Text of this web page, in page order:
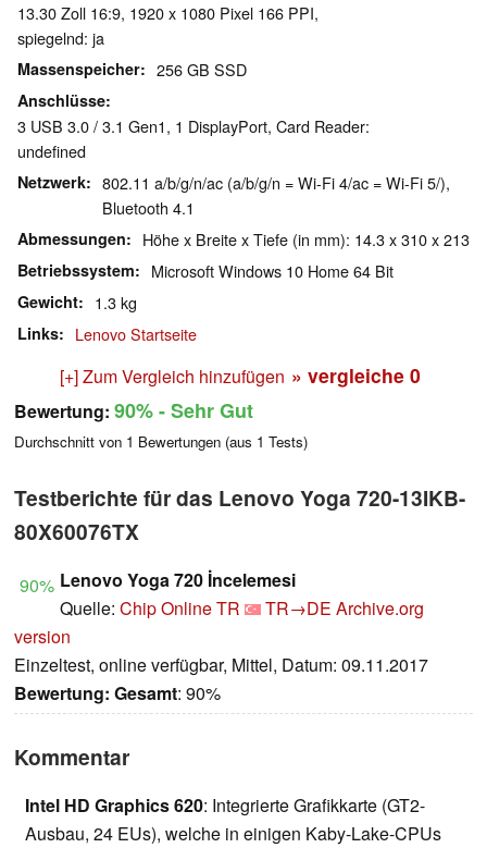
13.30 Zoll 16:9, 1920 x 1080 Pixel 166 PPI,
spiegelnd: ja
Massenspeicher 256 GB SSD
Anschlüsse
3 USB 3.0 / 3.1 Gen1, 1 DisplayPort, Card Reader:
undefined
Netzwerk
802.11 a/b/g/n/ac (a/b/g/n = Wi-Fi 4/ac = Wi-Fi 5/),
Bluetooth 4.1
Abmessungen Höhe x Breite x Tiefe (in mm): 14.3 x 310 x 213
Betriebssystem Microsoft Windows 10 Home 64 Bit
Gewicht 1.3 kg
Links Lenovo Startseite
[+] Zum Vergleich hinzufügen » vergleiche 0
Bewertung: 90%- Sehr Gut
Durchschnitt von 1 Bewertungen (aus 1 Tests)
Testberichte für das Lenovo Yoga 720-13IKB-
80X60076TX
90% Lenovo Yoga 720 İncelemesi
Quelle: Chip Online TR TR→DE Archive.org
version
Einzeltest, online verfügbar, Mittel, Datum: 09.11.2017
Bewertung: Gesamt: 90%
Kommentar
Intel HD Graphics 620: Integrierte Grafikkarte (GT2-
Ausbau, 24 EUs), welche in einigen Kaby-Lake-CPUs